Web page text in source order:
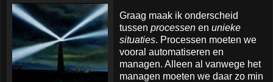
Graag maak ik onderscheid
tussen processen en unieke
situaties. Processen moeten we
vooral automatiseren en
managen. Alleen al vanwege het
managen moeten we daar zo min